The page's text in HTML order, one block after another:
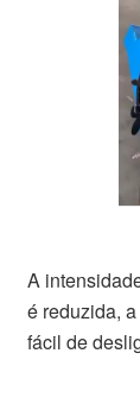
A
é reduzida,
fácil de